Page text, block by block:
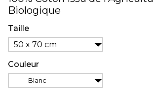
Biologique
Taille
50 x 70 cm
Couleur
Blanc